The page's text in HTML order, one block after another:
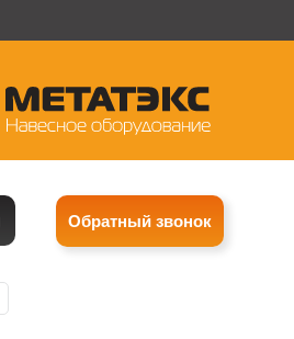
Обратный звонок